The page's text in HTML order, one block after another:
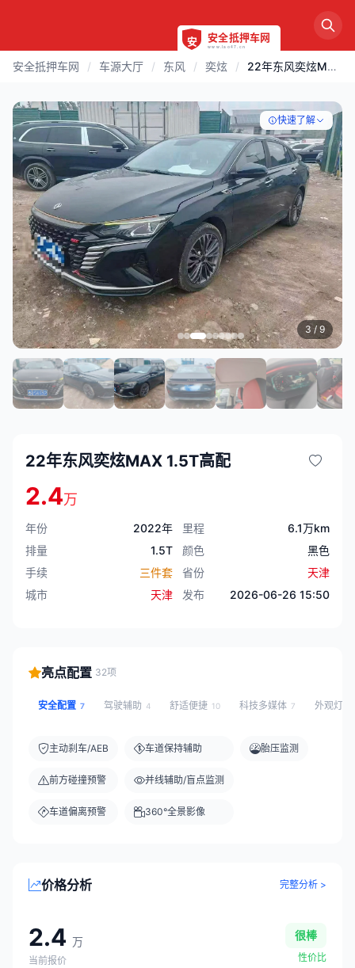
安全抵押车网 / 车源大厅 / 东风 / 奕炫 / 22年东风奕炫MAX 1.5T高配
快速了解
3 / 9
22年东风奕炫MAX 1.5T高配
2.4万
年份 2022年 里程
6.1万km
排量
1.5T 颜色
黑色
手续
三件套 省份
天津
城市
天津 发布 2026-06-26 15:50
亮点配置 32项
安全配置 7 驾驶辅助 4 舒适便捷 10 科技多媒体 7 外观灯光
主动刹车/AEB
前方碰撞预警
车道偏离预警
车道保持辅助
并线辅助/盲点监测
360°全景影像
胎压监测
价格分析 完整分析 >
2.4 万
当前报价
很棒
性价比